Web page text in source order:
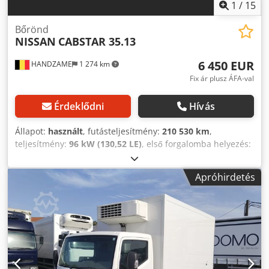
1 / 15
HANDZAME 1 274 km
Bőrönd
NISSAN CABSTAR 35.13
6 450 EUR
Fix ár plusz ÁFA-val
Érdeklődni Hívás
Állapot: használt, futásteljesítmény: 210 530 km,
teljesítmény: 96 kW (130,52 LE), első forgalomba helyezés:
dízel
195/70R15C, tengelyelrendezés:4x2, tengelytáv:3 400
, üzemanyag:dízel , szín: szürke , hajtástípus:
mechanikai
, sebességek száma: 5, kibocsátási osztály:
Euro 4, felfüggesztés:acél, raktér hossza:4 120 mm
rakodótér szélesség:2 110 mm, raktérmagasság:2 060
mm, Gyártási év:2007, Felszereltség:
elektromos
ablakemelő, légterelő
, Gumiméret: 195/70R15C
Felfüggesztés: laprugós Hátsó tengely: iker kerék Hajtás:
Apróhirdetés